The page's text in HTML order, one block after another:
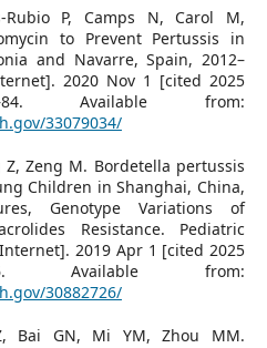
Rubio P, Camps N, Carol M,
to Prevent Pertussis in
and Navarre, Spain, 2012–
2020 Nov 1 [cited 2025
Available from:
33079034/
Z, Zeng M. Bordetella pertussis
Children in Shanghai, China,
Genotype Variations of
Resistance. Pediatric
2019 Apr 1 [cited 2025
Available from:
30882726/
Bai GN, Mi YM, Zhou MM.